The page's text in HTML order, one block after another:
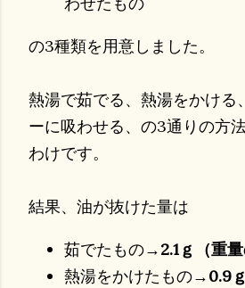
の3種類を用意しました。
熱湯で茹でる、熱湯をかける
ーに吸わせる、の3通りの方
わけです。
結果、油が抜けた量は
茹でたもの→2.1ｇ（重量
熱湯をかけたもの→0.9